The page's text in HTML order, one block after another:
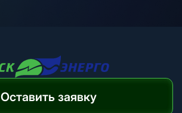
Оставить заявку